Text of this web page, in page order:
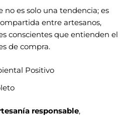
no es solo una tendencia; es
entre artesanos,
conscientes que entienden el
de compra.
Positivo
responsable,